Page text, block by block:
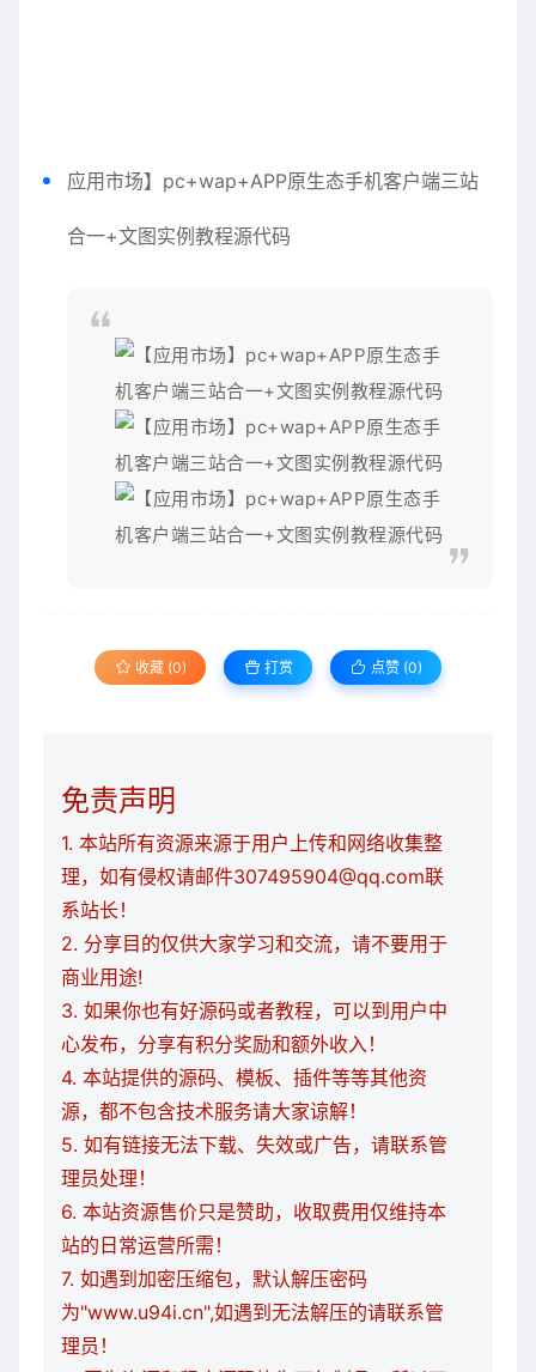
应用市场】pc+wap+APP原生态手机客户端三站
合一+文图实例教程源代码
收藏 (0) 打赏 点赞 (0)
免责声明
1. 本站所有资源来源于用户上传和网络收集整
理，如有侵权请邮件307495904@qq.com联
系站长！
2. 分享目的仅供大家学习和交流，请不要用于
商业用途!
3. 如果你也有好源码或者教程，可以到用户中
心发布，分享有积分奖励和额外收入！
4. 本站提供的源码、模板、插件等等其他资
源，都不包含技术服务请大家谅解！
5. 如有链接无法下载、失效或广告，请联系管
理员处理！
6. 本站资源售价只是赞助，收取费用仅维持本
站的日常运营所需！
7. 如遇到加密压缩包，默认解压密码
为"www.u94i.cn",如遇到无法解压的请联系管
理员！